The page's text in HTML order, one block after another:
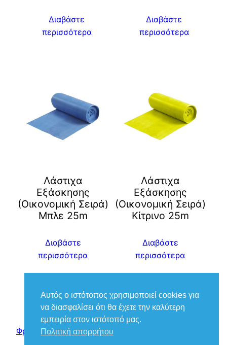
Διαβάστε
περισσότερα
Διαβάστε
περισσότερα
Λάστιχα
Εξάσκησης
(Οικονομική Σειρά)
Μπλε 25m
Διαβάστε
περισσότερα
Λάστιχα
Εξάσκησης
(Οικονομική Σειρά)
Κίτρινο 25m
Διαβάστε
περισσότερα
Φροντίδα Ιατρικά – Βούκιας Βασίλειος
Αυτός ο ιστότοπος χρησιμοποιεί cookies για
να διασφαλίσει ότι θα έχετε την καλύτερη
εμπειρία στον ιστότοπό μας.
Πολιτική απορρήτου